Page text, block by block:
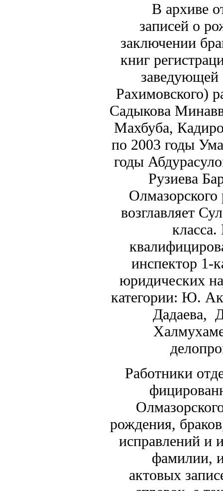
В архиве
записей о
заключении
книг
заведующей
Рахимовского)
Садыкова
Махбуба,
по 2003 годы
годы
Рузиева
Олмазорского
возглавляет
инспектор 1-
юридических
категории: Ю.
Дадаева,
Работники
рождения,
исправлений и
фамилии,
актовых